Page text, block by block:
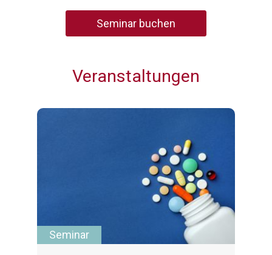
Seminar buchen
Veranstaltungen
Seminar